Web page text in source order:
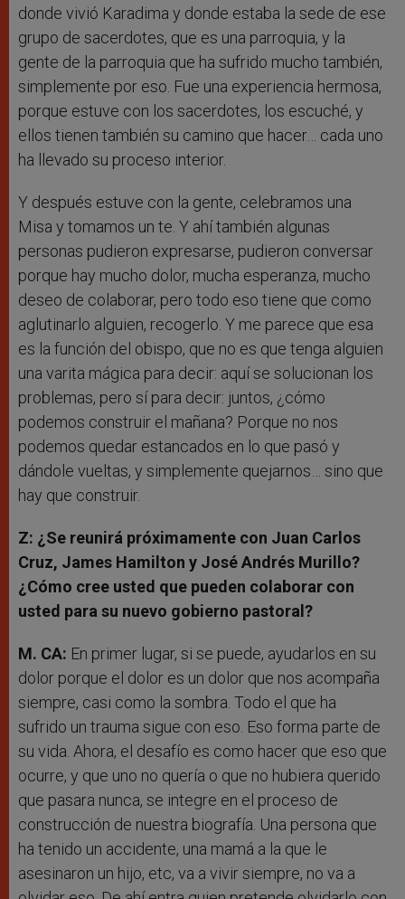
donde vivió Karadima y donde estaba la sede de ese
grupo de sacerdotes, que es una parroquia, y la
gente de la parroquia que ha sufrido mucho también,
simplemente por eso. Fue una experiencia hermosa,
porque estuve con los sacerdotes, los escuché, y
ellos tienen también su camino que hacer… cada uno
ha llevado su proceso interior.
Y después estuve con la gente, celebramos una
Misa y tomamos un te. Y ahí también algunas
personas pudieron expresarse, pudieron conversar
porque hay mucho dolor, mucha esperanza, mucho
deseo de colaborar, pero todo eso tiene que como
aglutinarlo alguien, recogerlo. Y me parece que esa
es la función del obispo, que no es que tenga alguien
una varita mágica para decir: aquí se solucionan los
problemas, pero sí para decir: juntos, ¿cómo
podemos construir el mañana? Porque no nos
podemos quedar estancados en lo que pasó y
dándole vueltas, y simplemente quejarnos… sino que
hay que construir.
Z: ¿Se reunirá próximamente con Juan Carlos
Cruz, James Hamilton y José Andrés Murillo?
¿Cómo cree usted que pueden colaborar con
usted para su nuevo gobierno pastoral?
M. CA: En primer lugar, si se puede, ayudarlos en su
dolor porque el dolor es un dolor que nos acompaña
siempre, casi como la sombra. Todo el que ha
sufrido un trauma sigue con eso. Eso forma parte de
su vida. Ahora, el desafío es como hacer que eso que
ocurre, y que uno no quería o que no hubiera querido
que pasara nunca, se integre en el proceso de
construcción de nuestra biografía. Una persona que
ha tenido un accidente, una mamá a la que le
asesinaron un hijo, etc, va a vivir siempre, no va a